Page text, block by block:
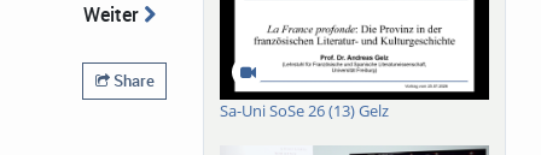
Weiter
Share
Sa-Uni SoSe 26 (13) Gelz